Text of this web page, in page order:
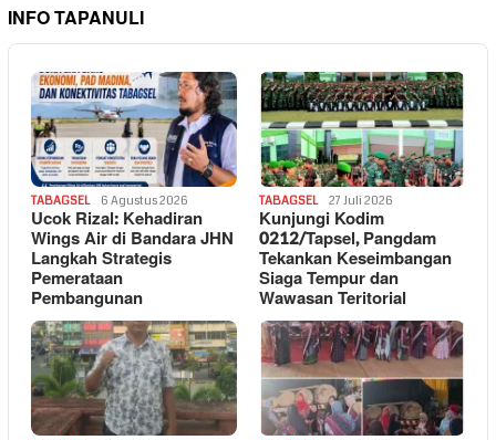
INFO TAPANULI
TABAGSEL 6 Agustus 2026
Ucok Rizal: Kehadiran
Wings Air di Bandara JHN
Langkah Strategis
Pemerataan
Pembangunan
TABAGSEL 27 Juli 2026
Kunjungi Kodim
0212/Tapsel, Pangdam
Tekankan Keseimbangan
Siaga Tempur dan
Wawasan Teritorial